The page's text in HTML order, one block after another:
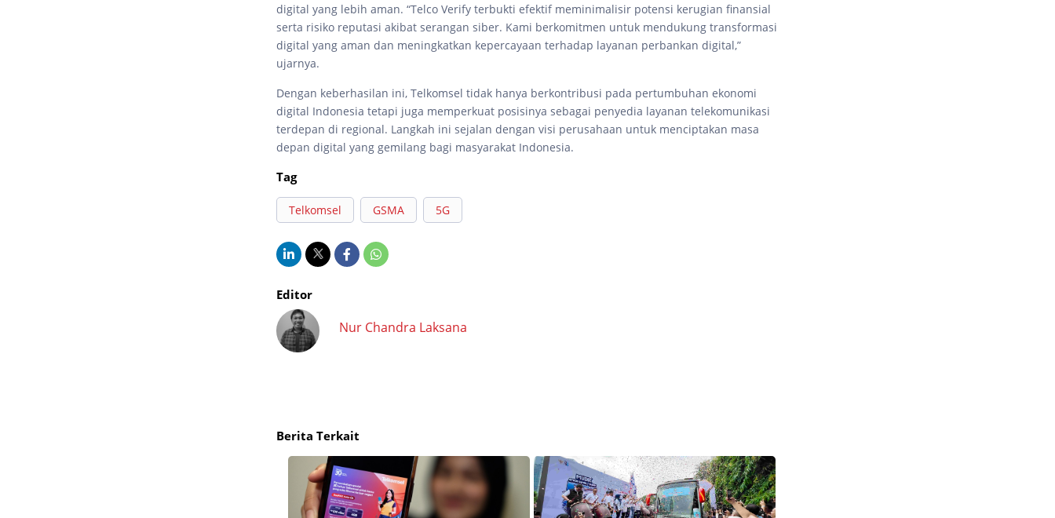
digital yang lebih aman. “Telco Verify terbukti efektif meminimalisir potensi kerugian finansial
serta risiko reputasi akibat serangan siber. Kami berkomitmen untuk mendukung transformasi
digital yang aman dan meningkatkan kepercayaan terhadap layanan perbankan digital,”
ujarnya.
Dengan keberhasilan ini, Telkomsel tidak hanya berkontribusi pada pertumbuhan ekonomi
digital Indonesia tetapi juga memperkuat posisinya sebagai penyedia layanan telekomunikasi
terdepan di regional. Langkah ini sejalan dengan visi perusahaan untuk menciptakan masa
depan digital yang gemilang bagi masyarakat Indonesia.
Tag
Telkomsel GSMA 5G
Editor
Nur Chandra Laksana
Berita Terkait